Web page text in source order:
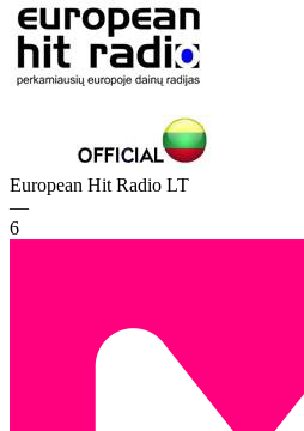
European Hit Radio LT
—
6